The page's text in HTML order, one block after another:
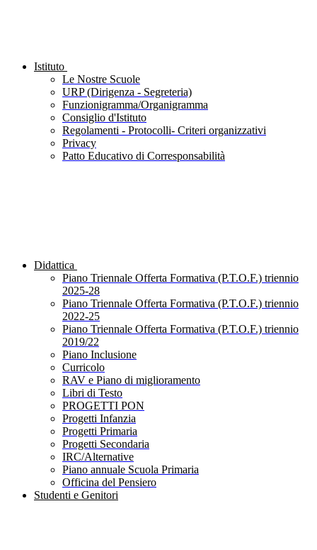
Istituto
Le Nostre Scuole
URP (Dirigenza - Segreteria)
Funzionigramma/Organigramma
Consiglio d'Istituto
Regolamenti - Protocolli- Criteri organizzativi
Privacy
Patto Educativo di Corresponsabilità
Didattica
Piano Triennale Offerta Formativa (P.T.O.F.) triennio
2025-28
Piano Triennale Offerta Formativa (P.T.O.F.) triennio
2022-25
Piano Triennale Offerta Formativa (P.T.O.F.) triennio
2019/22
Piano Inclusione
Curricolo
RAV e Piano di miglioramento
Libri di Testo
PROGETTI PON
Progetti Infanzia
Progetti Primaria
Progetti Secondaria
IRC/Alternative
Piano annuale Scuola Primaria
Officina del Pensiero
Studenti e Genitori